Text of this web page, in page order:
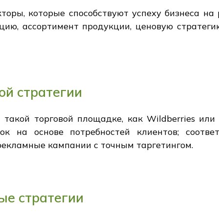
которые способствуют успеху бизнеса
ассортимент продукции, ценовую
стратегии
торговой площадке, как Wildberries или
на основе потребностей клиентов;
кампании с точным таргетингом.
стратегии